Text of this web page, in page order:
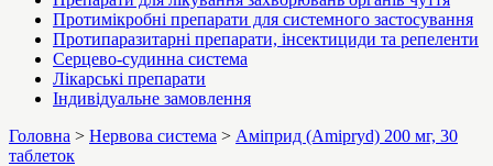
Протимікробні препарати для системного застосування
Протипаразитарні препарати, інсектициди та репеленти
Серцево-судинна система
Лікарські препарати
Індивідуальне замовлення
Головна > Нервова система > Аміприд (Amipryd) 200 мг, 30
таблеток